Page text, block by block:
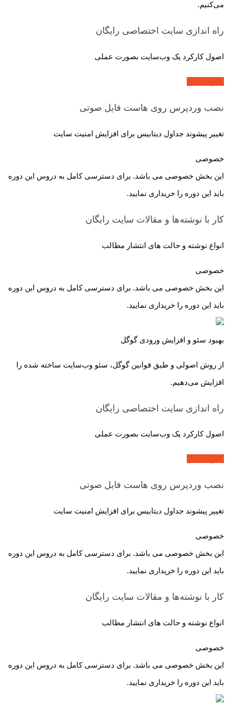
می‌کنیم.
راه اندازی سایت اختصاصی رایگان
اصول کارکرد یک وب‌سایت بصورت عملی
نصب وردپرس روی هاست فایل صوتی
تغییر پیشوند جداول دیتابیس برای افزایش امنیت سایت
خصوصی
این بخش خصوصی می باشد. برای دسترسی کامل به دروس این دوره
باید این دوره را خریداری نمایید.
کار با نوشته‌ها و مقالات سایت رایگان
انواع نوشته و حالت های انتشار مطالب
خصوصی
این بخش خصوصی می باشد. برای دسترسی کامل به دروس این دوره
باید این دوره را خریداری نمایید.
بهبود سئو و افزایش ورودی گوگل
از روش اصولی و طبق قوانین گوگل، سئو وب‌سایت ساخته شده را
افزایش می‌دهیم.
راه اندازی سایت اختصاصی رایگان
اصول کارکرد یک وب‌سایت بصورت عملی
نصب وردپرس روی هاست فایل صوتی
تغییر پیشوند جداول دیتابیس برای افزایش امنیت سایت
خصوصی
این بخش خصوصی می باشد. برای دسترسی کامل به دروس این دوره
باید این دوره را خریداری نمایید.
کار با نوشته‌ها و مقالات سایت رایگان
انواع نوشته و حالت های انتشار مطالب
خصوصی
این بخش خصوصی می باشد. برای دسترسی کامل به دروس این دوره
باید این دوره را خریداری نمایید.